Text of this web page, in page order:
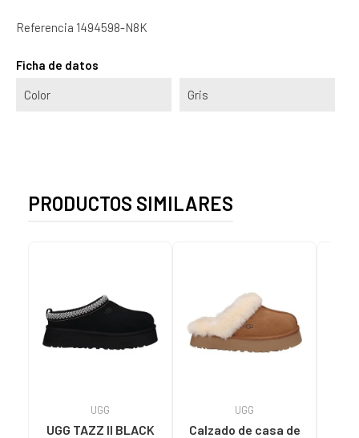
Referencia 1494598-N8K
Ficha de datos
Color Gris
PRODUCTOS SIMILARES
UGG
UGG TAZZ II BLACK
UGG
Calzado de casa de